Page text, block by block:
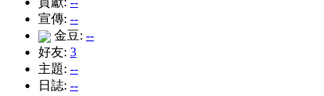
宣傳: --
金豆: --
好友: 3
主題: --
日誌: --